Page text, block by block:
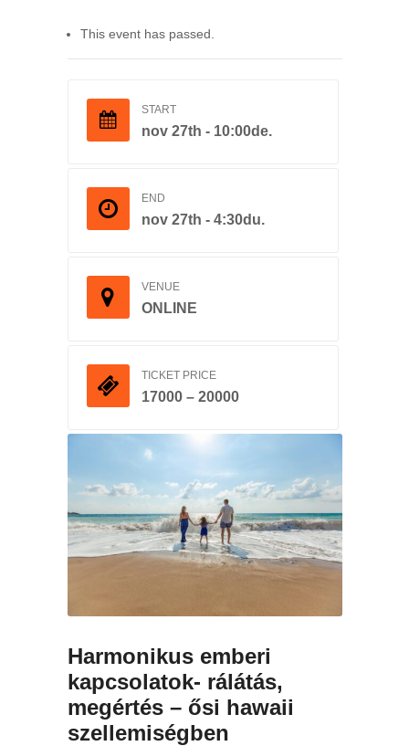
This event has passed.
START
nov 27th - 10:00de.
END
nov 27th - 4:30du.
VENUE
ONLINE
TICKET PRICE
17000 – 20000
Harmonikus emberi
kapcsolatok- rálátás,
megértés – ősi hawaii
szellemiségben